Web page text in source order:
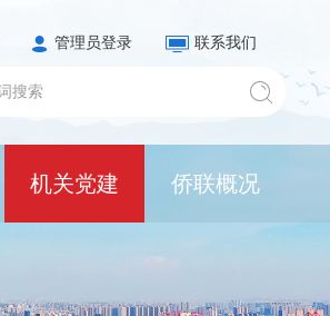
管理员登录 联系我们
机关党建 侨联概况